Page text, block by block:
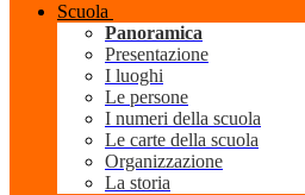
Scuola
Panoramica
Presentazione
I luoghi
Le persone
I numeri della scuola
Le carte della scuola
Organizzazione
La storia